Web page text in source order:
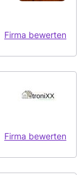
Firma bewerten
Firma bewerten